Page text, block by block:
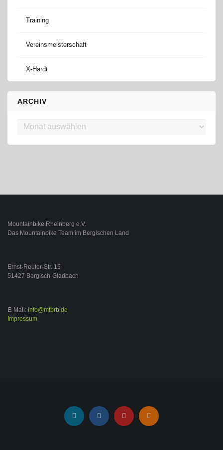
Training
Vereinsmeisterschaft
X-Hardt
ARCHIV
Archiv
Mountainbike Rheinberg e.V.
Das Mountainbike Team im Bergischen Land
Ernst-Reuter-Str. 15
51427 Bergisch-Gladbach
E-Mail: info@mtbrb.de
Impressum